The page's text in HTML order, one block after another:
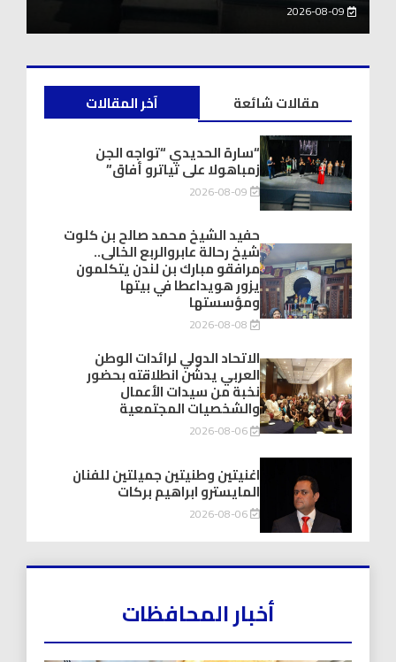
آخر المقالات
مقالات شائعة
“سارة الحديدي “تواجه الجن
زمباهولا على تياترو أفاق”
2026-08-09
حفيد الشيخ محمد صالح بن كلوت
شيخ رحالة عابروالربع الخالى..
مرافقو مبارك بن لندن يتكلمون
يزور هويداعطا في بيتها
ومؤسستها
2026-08-08
الاتحاد الدولي لرائدات الوطن
العربي يدشّن انطلاقته بحضور
نخبة من سيدات الأعمال
والشخصيات المجتمعية
2026-08-06
اغنيتين وطنيتين جميلتين للفنان
المايسترو ابراهيم بركات
2026-08-06
أخبار المحافظات